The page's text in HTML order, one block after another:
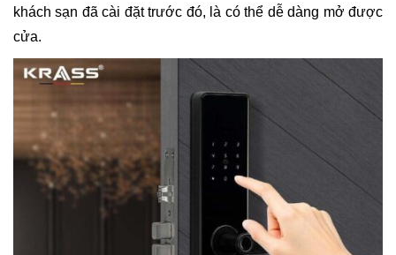
khách sạn đã cài đặt trước đó, là có thể dễ dàng mở được
cửa.